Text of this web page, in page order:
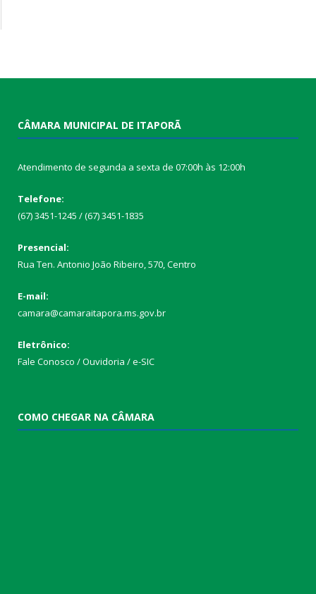
CÂMARA MUNICIPAL DE ITAPORÃ
Atendimento de segunda a sexta de 07:00h às 12:00h
Telefone:
(67) 3451-1245 / (67) 3451-1835
Presencial:
Rua Ten. Antonio João Ribeiro, 570, Centro
E-mail:
camara@camaraitapora.ms.gov.br
Eletrônico:
Fale Conosco / Ouvidoria / e-SIC
COMO CHEGAR NA CÂMARA